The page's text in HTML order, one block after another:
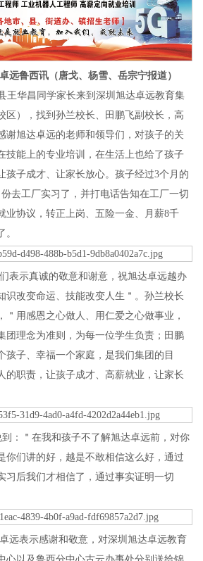
远鲁西讯（唐戈、杨雪、岳宗宁报道）
王华昌同学家长来到深圳旭达卓远教育集
区），找到孙兰校长、田鹏飞副校长，高
谢旭达卓远的老师和领导们，对孩子的关
技能上的专业培训，在生活上也给了孩子
孩子成才、让家长放心。孩子经过3个月的
去工厂实习了，并打电话告知在工厂一切
业协议，转正上岗、五险一金、月薪8千
。
表示真诚的敬意和谢意，祝旭达卓远越办
识改变命运、技能改变人生＂。孙兰校长
＂用感恩之心做人、用仁爱之心做事业，
团理念为准则，为每一位学生负责；田鹏
孩子、幸福一个家庭，是我们集团的目
的职责，让孩子成才、高薪就业，让家长
：＂在我和孩子不了解旭达卓远前，对你
你们讲的好，越是不敢相信这么好，通过
习后我们才相信了，通过事实证明一切
远表示感谢和敬意，对深圳旭达卓远教育